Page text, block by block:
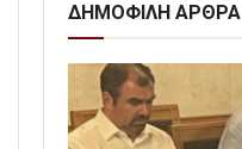
ΔΗΜΟΦΙΛΗ ΑΡΘΡΑ